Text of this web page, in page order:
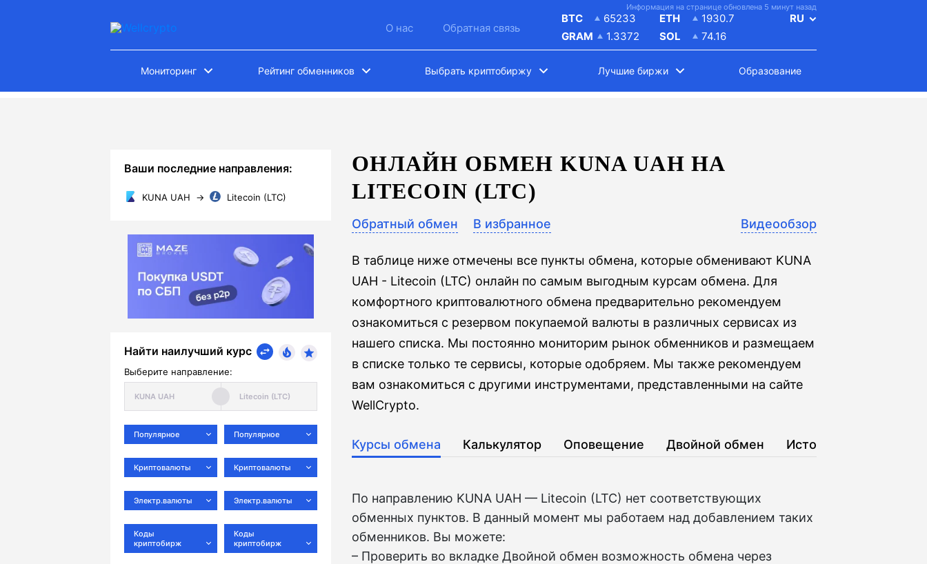
Информация на странице обновлена 5 минут назад
О нас Обратная связь
BTC
65233
GRAM
1.3372
ETH
1930.7
SOL
74.16
RU
Мониторинг Рейтинг обменников Выбрать криптобиржу Лучшие биржи Образование
Ваши последние направления:
KUNA UAH → Litecoin (LTC)
Найти наилучший курс
Выберите направление:
Популярное
Криптовалюты
Электр.валюты
Коды
криптобирж
Популярное
Криптовалюты
Электр.валюты
Коды
криптобирж
ОНЛАЙН ОБМЕН KUNA UAH НА
LITECOIN (LTC)
Обратный обмен В избранное Видеообзор
В таблице ниже отмечены все пункты обмена, которые обменивают KUNA
UAH - Litecoin (LTC) онлайн по самым выгодным курсам обмена. Для
комфортного криптовалютного обмена предварительно рекомендуем
ознакомиться с резервом покупаемой валюты в различных сервисах из
нашего списка. Мы постоянно мониторим рынок обменников и размещаем
в списке только те сервисы, которые одобряем. Мы также рекомендуем
вам ознакомиться с другими инструментами, представленными на сайте
WellCrypto.
Курсы обмена Калькулятор Оповещение Двойной обмен История
По направлению KUNA UAH — Litecoin (LTC) нет соответствующих
обменных пунктов. В данный момент мы работаем над добавлением таких
обменников. Вы можете:
– Проверить во вкладкe Двойной обмен возможность обмена через